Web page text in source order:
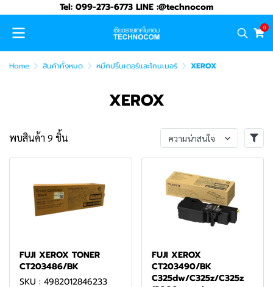
Tel: 099-273-6773 LINE :@technocom
0
Home สินค้าทั้งหมด หมึกปริ้นเตอร์และโทนเนอร์ XEROX
XEROX
พบสินค้า 9 ชิ้น ความน่าสนใจ
FUJI XEROX TONER
CT203486/BK
SKU : 4982012846233
FUJI XEROX
CT203490/BK
C325dw/C325z/C325z